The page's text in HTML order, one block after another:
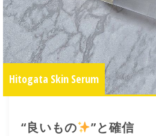
Hitogata Skin Serum
“良いもの ”と確信